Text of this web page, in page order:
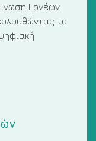
Γονέων
το